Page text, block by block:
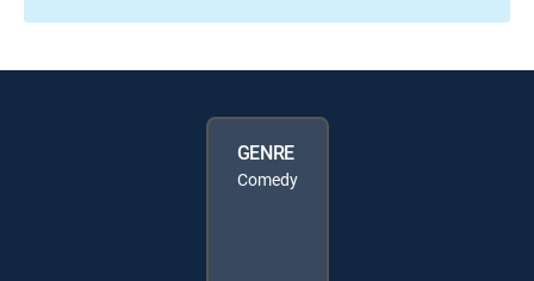
GENRE
Comedy